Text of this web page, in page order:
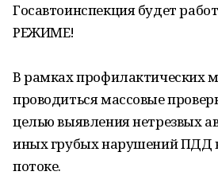
Госавтоинспекция будет
РЕЖИМЕ!
В рамках профилактических
проводиться массовые
целью выявления нетрезвых
иных грубых нарушений ПДД
потоке.